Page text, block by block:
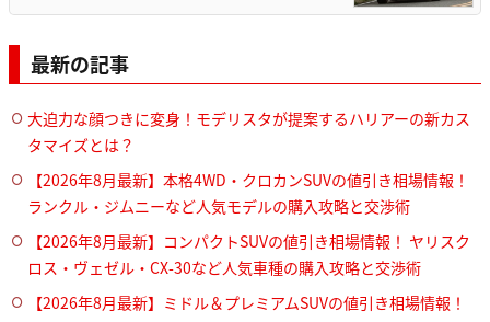
最新の記事
大迫力な顔つきに変身！モデリスタが提案するハリアーの新カス
タマイズとは？
【2026年8月最新】本格4WD・クロカンSUVの値引き相場情報！
ランクル・ジムニーなど人気モデルの購入攻略と交渉術
【2026年8月最新】コンパクトSUVの値引き相場情報！ ヤリスク
ロス・ヴェゼル・CX-30など人気車種の購入攻略と交渉術
【2026年8月最新】ミドル＆プレミアムSUVの値引き相場情報！